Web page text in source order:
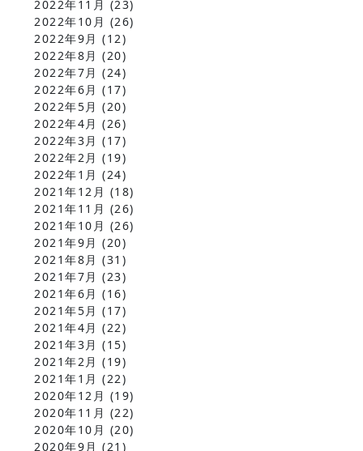
2022年11月 (23)
2022年10月 (26)
2022年9月 (12)
2022年8月 (20)
2022年7月 (24)
2022年6月 (17)
2022年5月 (20)
2022年4月 (26)
2022年3月 (17)
2022年2月 (19)
2022年1月 (24)
2021年12月 (18)
2021年11月 (26)
2021年10月 (26)
2021年9月 (20)
2021年8月 (31)
2021年7月 (23)
2021年6月 (16)
2021年5月 (17)
2021年4月 (22)
2021年3月 (15)
2021年2月 (19)
2021年1月 (22)
2020年12月 (19)
2020年11月 (22)
2020年10月 (20)
2020年9月 (21)